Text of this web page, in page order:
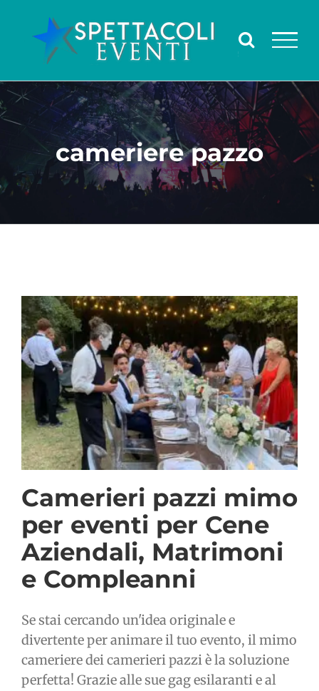
contenuto
cameriere pazzo
Camerieri pazzi mimo
per eventi per Cene
Aziendali, Matrimoni
e Compleanni
Se stai cercando un'idea originale e
divertente per animare il tuo evento, il mimo
cameriere dei camerieri pazzi è la soluzione
perfetta! Grazie alle sue gag esilaranti e al